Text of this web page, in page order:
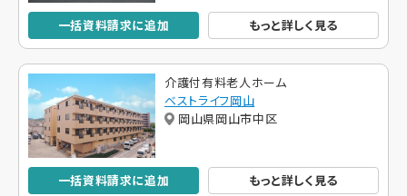
一括資料請求に追加 もっと詳しく見る
介護付有料老人ホーム
ベストライフ岡山
岡山県岡山市中区
一括資料請求に追加 もっと詳しく見る